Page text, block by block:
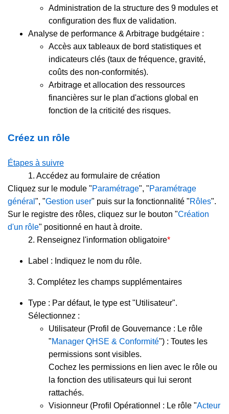
Administration de la structure des 9 modules et
configuration des flux de validation.
Analyse de performance & Arbitrage budgétaire :
Accès aux tableaux de bord statistiques et
indicateurs clés (taux de fréquence, gravité,
coûts des non-conformités).
Arbitrage et allocation des ressources
financières sur le plan d'actions global en
fonction de la criticité des risques.
Créez un rôle
Étapes à suivre
1. Accédez au formulaire de création
Cliquez sur le module "Paramétrage", "Paramétrage
général ", "Gestion user" puis sur la fonctionnalité "Rôles".
Sur le registre des rôles, cliquez sur le bouton "Création
d'un rôle" positionné en haut à droite.
2. Renseignez l'information obligatoire*
Label : Indiquez le nom du rôle.
3. Complétez les champs supplémentaires
Type : Par défaut, le type est "Utilisateur".
Sélectionnez :
Utilisateur (Profil de Gouvernance : Le rôle
"Manager QHSE & Conformité") : Toutes les
permissions sont visibles.
Cochez les permissions en lien avec le rôle ou
la fonction des utilisateurs qui lui seront
rattachés.
Visionneur (Profil Opérationnel : Le rôle "Acteur